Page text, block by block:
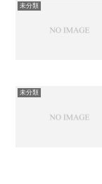
未分類
未分類